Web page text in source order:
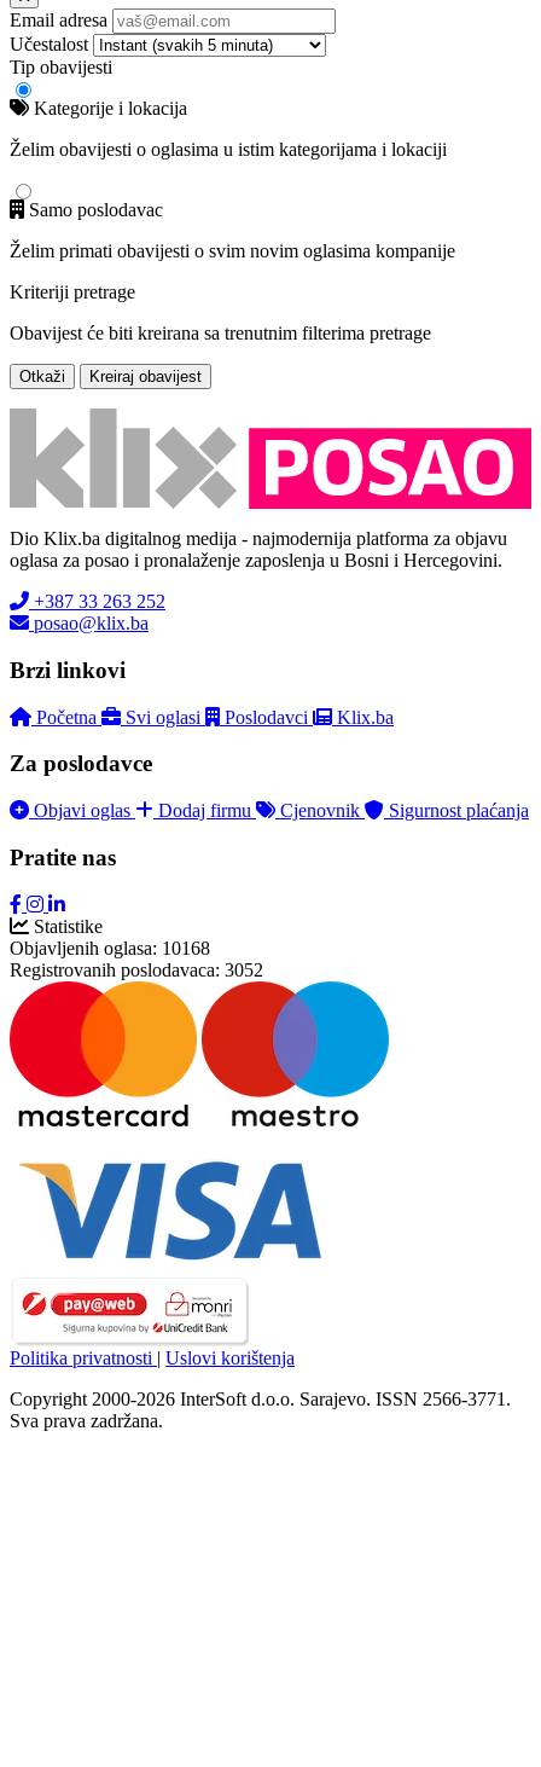
Email adresa
Učestalost
Tip obavijesti
Kategorije i lokacija
Želim obavijesti o oglasima u istim kategorijama i lokaciji
Samo poslodavac
Želim primati obavijesti o svim novim oglasima kompanije
Kriteriji pretrage
Obavijest će biti kreirana sa trenutnim filterima pretrage
Otkaži Kreiraj obavijest
Dio Klix.ba digitalnog medija - najmodernija platforma za objavu
oglasa za posao i pronalaženje zaposlenja u Bosni i Hercegovini.
+387 33 263 252
posao@klix.ba
Brzi linkovi
Početna Svi oglasi Poslodavci Klix.ba
Za poslodavce
Objavi oglas Dodaj firmu Cjenovnik Sigurnost plaćanja
Pratite nas
Statistike
Objavljenih oglasa: 10168
Registrovanih poslodavaca: 3052
Politika privatnosti | Uslovi korištenja
Copyright 2000-2026 InterSoft d.o.o. Sarajevo. ISSN 2566-3771.
Sva prava zadržana.